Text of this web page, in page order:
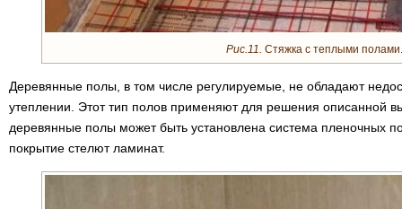
Рис.11. Стяжка с теплыми полами.
Деревянные полы, в том числе регулируемые, не обладают
утеплении. Этот тип полов применяют для решения описанной
деревянные полы может быть установлена система пленочных
покрытие стелют ламинат.